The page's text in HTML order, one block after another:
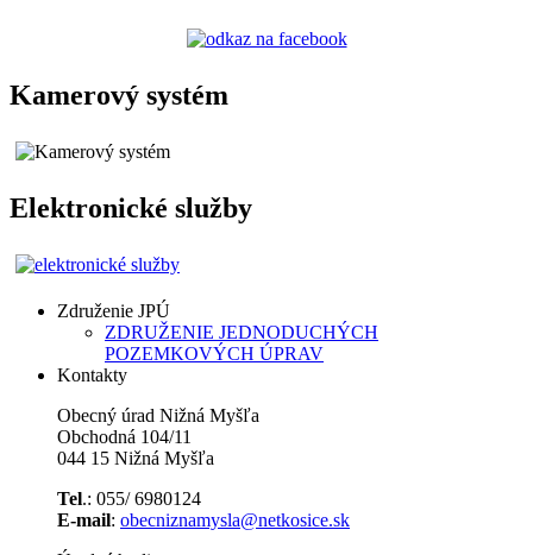
Kamerový systém
Elektronické služby
Združenie JPÚ
ZDRUŽENIE JEDNODUCHÝCH
POZEMKOVÝCH ÚPRAV
Kontakty
Obecný úrad Nižná Myšľa
Obchodná 104/11
044 15 Nižná Myšľa
Tel.: 055/ 6980124
E-mail: obecniznamysla@netkosice.sk